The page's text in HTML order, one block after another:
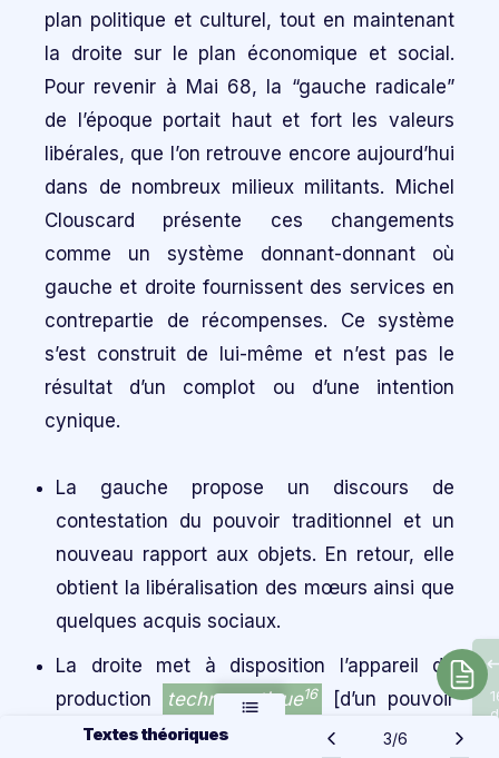
plan politique et culturel, tout en maintenant
la droite sur le plan économique et social.
Pour revenir à Mai 68, la “gauche radicale”
de l’époque portait haut et fort les valeurs
libérales, que l’on retrouve encore aujourd’hui
dans de nombreux milieux militants. Michel
Clouscard présente ces changements
comme un système donnant-donnant où
gauche et droite fournissent des services en
contrepartie de récompenses. Ce système
s’est construit de lui-même et n’est pas le
résultat d’un complot ou d’une intention
cynique.
La gauche propose un discours de
contestation du pouvoir traditionnel et un
nouveau rapport aux objets. En retour, elle
obtient la libéralisation des mœurs ainsi que
quelques acquis sociaux.
La droite met à disposition l’appareil de
production
technocratique16
[d’un pouvoir
dépendant de, et structuré autour de la
Textes théoriques 3/6